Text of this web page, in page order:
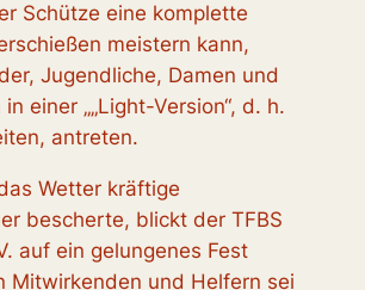
Schütze eine komplette
meistern kann,
Jugendliche, Damen und
einer „„Light-Version“, d. h.
antreten.
Wetter kräftige
bescherte, blickt der TFBS
auf ein gelungenes Fest
Mitwirkenden und Helfern sei